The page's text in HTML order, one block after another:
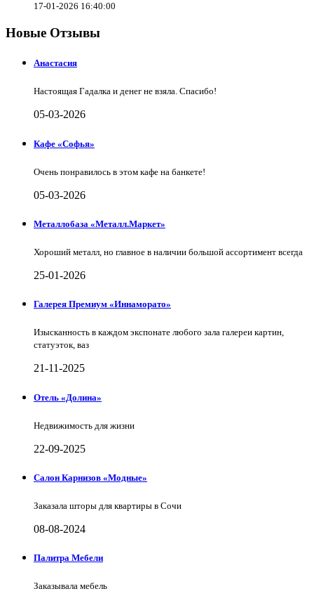
17-01-2026 16:40:00
Новые Отзывы
Анастасия
Настоящая Гадалка и денег не взяла. Спасибо!
05-03-2026
Кафе «Софья»
Очень понравилось в этом кафе на банкете!
05-03-2026
Металлобаза «Металл.Маркет»
Хороший металл, но главное в наличии большой ассортимент всегда
25-01-2026
Галерея Премиум «Иннаморато»
Изысканность в каждом экспонате любого зала галереи картин,
статуэток, ваз
21-11-2025
Отель «Долина»
Недвижимость для жизни
22-09-2025
Салон Карнизов «Модные»
Заказала шторы для квартиры в Сочи
08-08-2024
Палитра Мебели
Заказывала мебель